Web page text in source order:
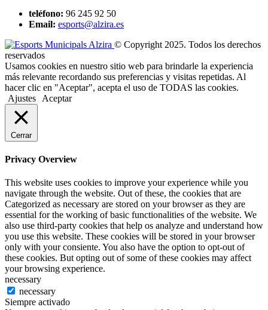
teléfono: 96 245 92 50
Email: esports@alzira.es
© Copyright 2025. Todos los derechos
reservados
Usamos cookies en nuestro sitio web para brindarle la experiencia
más relevante recordando sus preferencias y visitas repetidas. Al
hacer clic en "Aceptar", acepta el uso de TODAS las cookies.
Ajustes
Aceptar
Cerrar
Privacy Overview
This website uses cookies to improve your experience while you
navigate through the website. Out of these, the cookies that are
Categorized as necessary are stored on your browser as they are
essential for the working of basic functionalities of the website. We
also use third-party cookies that help os analyze and understand how
you use this website. These cookies will be stored in your browser
only with your consiente. You also have the option to opt-out of
these cookies. But opting out of some of these cookies may affect
your browsing experience.
necessary
necessary
Siempre activado